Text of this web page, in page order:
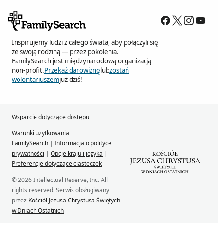
Inspirujemy ludzi z całego świata, aby połączyli się
ze swoją rodziną — przez pokolenia.
FamilySearch jest międzynarodową organizacją
non-profit.Przekaż darowiznę lubzostań
wolontariuszemjuż dziś!
Wsparcie dotyczące dostępu
Warunki użytkowania
FamilySearch | Informacja o polityce
prywatności | Opcje kraju i języka |
Preferencje dotyczące ciasteczek
© 2026 Intellectual Reserve, Inc. All
rights reserved. Serwis obsługiwany
przez Kościół Jezusa Chrystusa Świętych
w Dniach Ostatnich